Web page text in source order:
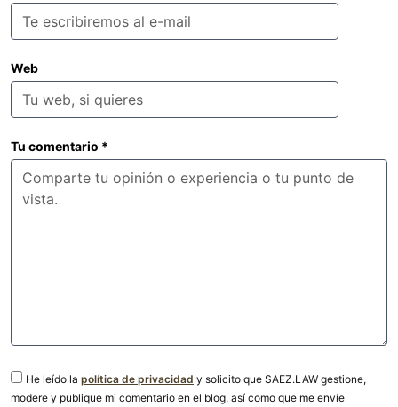
Web
Tu comentario *
He leído la política de privacidad y solicito que SAEZ.LAW gestione,
modere y publique mi comentario en el blog, así como que me envíe